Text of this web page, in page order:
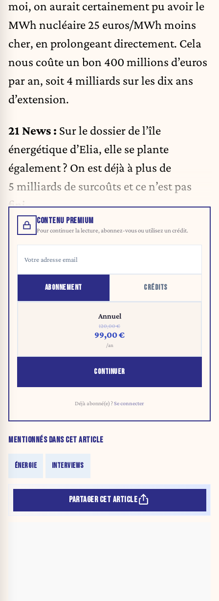
moi, on aurait certainement pu avoir le
MWh nucléaire 25 euros/MWh moins
cher, en prolongeant directement. Cela
nous coûte un bon 400 millions d’euros
par an, soit 4 milliards sur les dix ans
d’extension.
21 News : Surle dossier de l’île
énergétique d’Elia, elle se plante
également ? On est déjà à plus de
5 milliards de surcoûts et ce n’est pas
fini.
CONTENU PREMIUM
Pour continuer la lecture, abonnez-vous ou utilisez un crédit.
ABONNEMENT CRÉDITS
Annuel
120,00 €
99,00 €
/an
CONTINUER
Déjà abonné(e) ?Se connecter
MENTIONNÉS DANS CET ARTICLE
ÉNERGIE INTERVIEWS
PARTAGER CET ARTICLE